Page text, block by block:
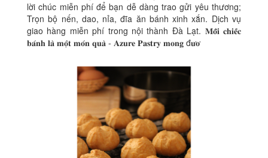
lời chúc miễn phí để bạn dễ dàng trao gửi yêu thương;
Trọn bộ nến, dao, nỉa, đĩa ăn bánh xinh xắn. Dịch vụ
giao hàng miễn phí trong nội thành Đà Lạt. 𝐌𝐨̂̃𝐢 𝐜𝐡𝐢𝐞̂́𝐜
𝐛𝐚́𝐧𝐡 𝐥𝐚̀ 𝐦𝐨̣̂𝐭 𝐦𝐨́𝐧 𝐪𝐮𝐚̀ - 𝐀𝐳𝐮𝐫𝐞 𝐏𝐚𝐬𝐭𝐫𝐲 𝐦𝐨𝐧𝐠 đ𝐮̛𝐨̛